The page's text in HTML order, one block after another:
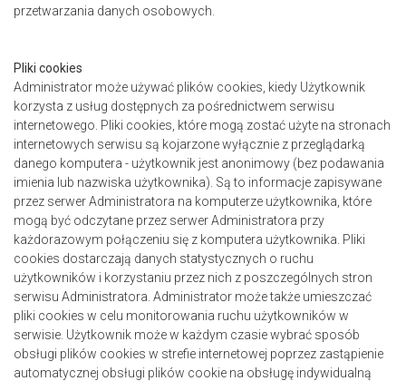
przetwarzania danych osobowych.
Pliki cookies
Administrator może używać plików cookies, kiedy Użytkownik
korzysta z usług dostępnych za pośrednictwem serwisu
internetowego. Pliki cookies, które mogą zostać użyte na stronach
internetowych serwisu są kojarzone wyłącznie z przeglądarką
danego komputera - użytkownik jest anonimowy (bez podawania
imienia lub nazwiska użytkownika). Są to informacje zapisywane
przez serwer Administratora na komputerze użytkownika, które
mogą być odczytane przez serwer Administratora przy
każdorazowym połączeniu się z komputera użytkownika. Pliki
cookies dostarczają danych statystycznych o ruchu
użytkowników i korzystaniu przez nich z poszczególnych stron
serwisu Administratora. Administrator może także umieszczać
pliki cookies w celu monitorowania ruchu użytkowników w
serwisie. Użytkownik może w każdym czasie wybrać sposób
obsługi plików cookies w strefie internetowej poprzez zastąpienie
automatycznej obsługi plików cookie na obsługę indywidualną